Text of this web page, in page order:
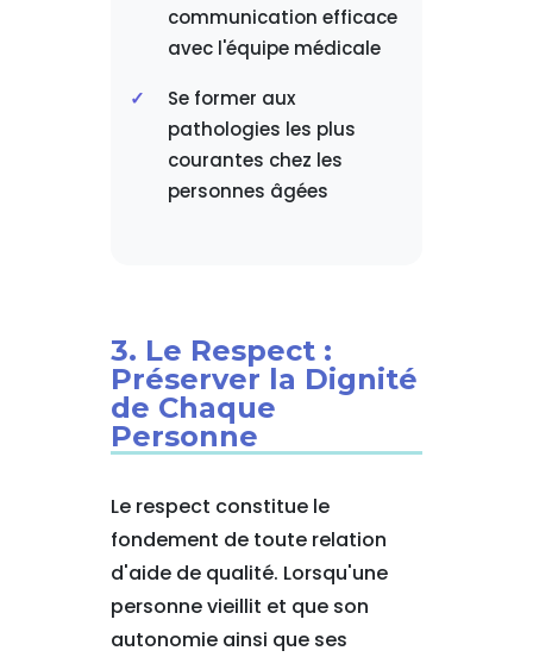
communication efficace
avec l'équipe médicale
Se former aux
pathologies les plus
courantes chez les
personnes âgées
3. Le Respect :
Préserver la Dignité
de Chaque
Personne
Le respect constitue le
fondement de toute relation
d'aide de qualité. Lorsqu'une
personne vieillit et que son
autonomie ainsi que ses